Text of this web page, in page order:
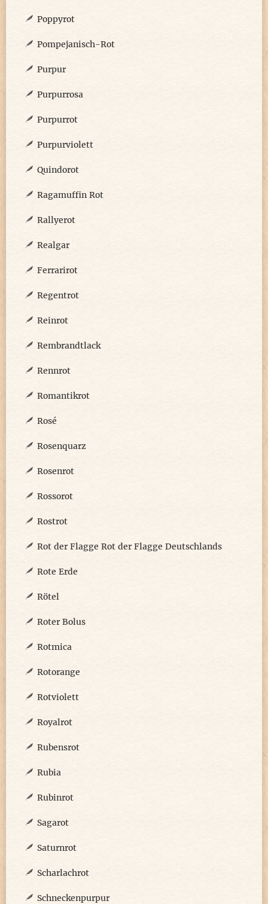
Poppyrot
Pompejanisch-Rot
Purpur
Purpurrosa
Purpurrot
Purpurviolett
Quindorot
Ragamuffin Rot
Rallyerot
Realgar
Ferrarirot
Regentrot
Reinrot
Rembrandtlack
Rennrot
Romantikrot
Rosé
Rosenquarz
Rosenrot
Rossorot
Rostrot
Rot der Flagge Rot der Flagge Deutschlands
Rote Erde
Rötel
Roter Bolus
Rotmica
Rotorange
Rotviolett
Royalrot
Rubensrot
Rubia
Rubinrot
Sagarot
Saturnrot
Scharlachrot
Schneckenpurpur